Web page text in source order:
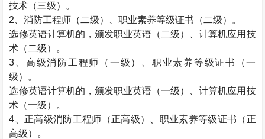
技术（三级）。
2 、消防工程师（二级）、职业素养等级证书（二级）。
选修英语计算机的，颁发职业英语（二级）、计算机应用技
术（二级）。
3 、高级消防工程师（一级）、职业素养等级证书（一
级）。
选修英语计算机的，颁发职业英语（一级）、计算机应用技
术（一级）。
4 、正高级消防工程师（正高级）、职业素养等级证书（正
高级）。